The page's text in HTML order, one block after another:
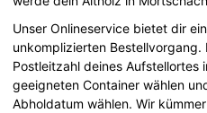
Unser Onlineservice bietet dir
unkomplizierten Bestellvorgang.
Postleitzahl deines Aufstellortes
geeigneten Container wählen
Abholdatum wählen. Wir